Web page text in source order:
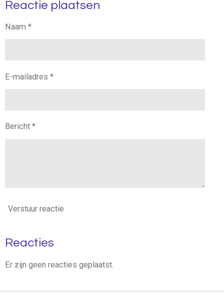
e
n
l
r
e
e
n
Reactie plaatsen
Naam *
E-mailadres *
Bericht *
Verstuur reactie
Reacties
Er zijn geen reacties geplaatst.